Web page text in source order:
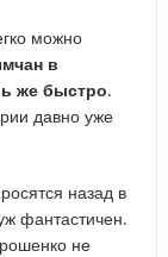
можно
в
же быстро.
давно уже
назад в
фантастичен.
не